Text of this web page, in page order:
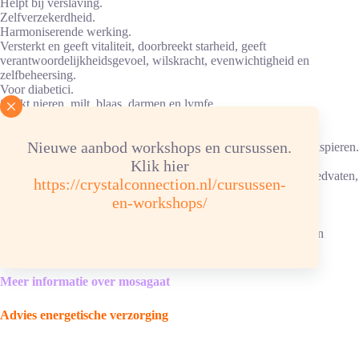
Nieuwe aanbod workshops en cursussen.
Klik hier
https://crystalconnection.nl/cursussen-
en-workshops/
Zelfverzekerdheid.
Harmoniserende werking.
Versterkt en geeft vitaliteit, doorbreekt starheid, geeft
verantwoordelijkheidsgevoel, wilskracht, evenwichtigheid en
zelfbeheersing.
Voor diabetici.
Sterkt nieren, milt, blaas, darmen en lymfe.
Waterhuishouding wordt beter gereguleerd.
In de zwangerschap: beschermt geboorte, schede, darm en buikspieren.
Soepelheid van huid en haren.
Tegen oorsuizingen, looporen, pijn in lendenen, allergieën, bloedvaten,
ontgiften, ontsteking, polsslag, spijsvertering en bloedsomloop.
Helpt tegen darmkrampen, koorts.
Mosagaat-water: of thee activeert de functie van nieren, blaas en
Meer informatie over mosagaat
Advies energetische verzorging